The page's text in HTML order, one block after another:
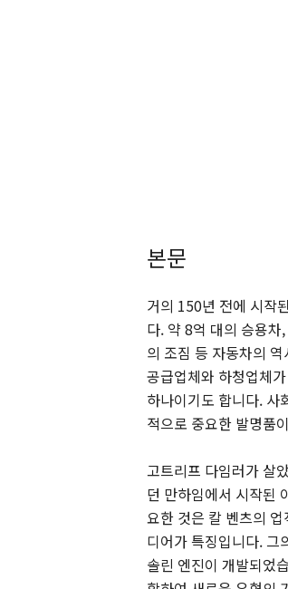
본문
거의 150년 전에 시작
다. 약 8억 대의 승용
의 조짐 등 자동차의
공급업체와 하청업체
하나이기도 합니다. 사
적으로 중요한 발명품
고트리프 다임러가 살
던 만하임에서 시작된
요한 것은 칼 벤츠의
디어가 특징입니다. 그
솔린 엔진이 개발되었